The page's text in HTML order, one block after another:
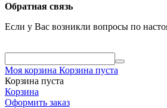
Обратная связь
Если у Вас возникли вопросы по
Моя корзина Корзина пуста
Корзина пуста
Корзина
Оформить заказ